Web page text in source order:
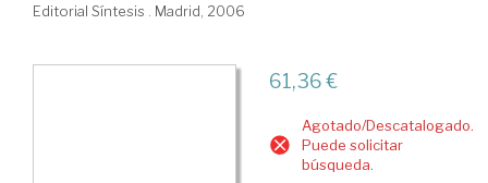
Editorial Síntesis . Madrid, 2006
61,36 €
Agotado/Descatalogado.
Puede solicitar
búsqueda.